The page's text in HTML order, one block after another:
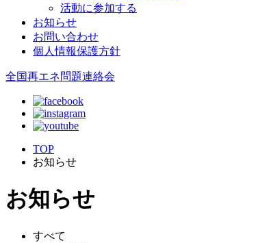
活動に参加する
お知らせ
お問い合わせ
個人情報保護方針
全国再エネ問題連絡会
TOP
お知らせ
お知らせ
すべて